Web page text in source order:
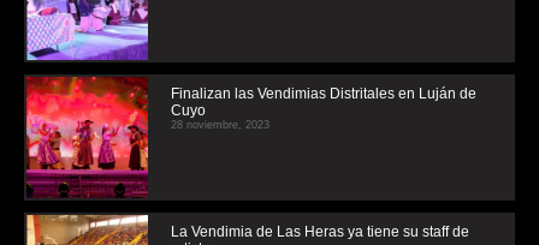
Finalizan las Vendimias Distritales en Luján de
Cuyo
28 noviembre, 2023
La Vendimia de Las Heras ya tiene su staff de